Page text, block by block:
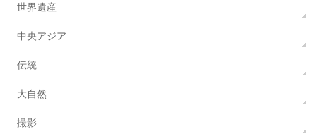
世界遺産
中央アジア
伝統
大自然
撮影